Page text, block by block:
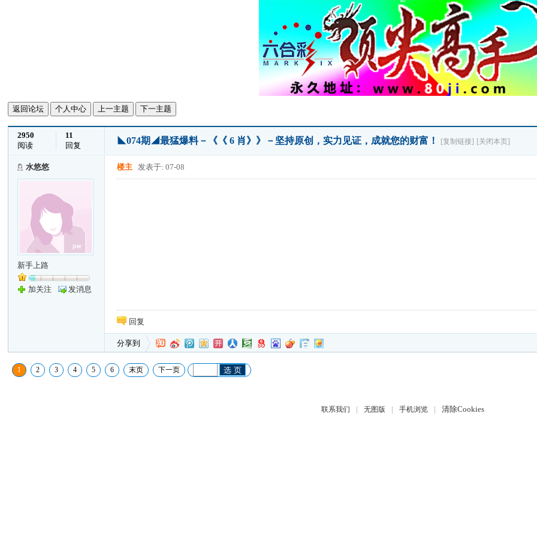
返回论坛 个人中心 上一主题 下一主题
2950
阅读
11
回复
◣074期◢最猛爆料－《《 6 肖》》－坚持原创，实力见证，成就您的财富！ [复制链接] [关闭本页]
水悠悠
新手上路
加关注 发消息
楼主 发表于: 07-08
回复
分享到
1 2 3 4 5 6 末页 下一页 选 页
联系我们 | 无图版 | 手机浏览 | 清除Cookies